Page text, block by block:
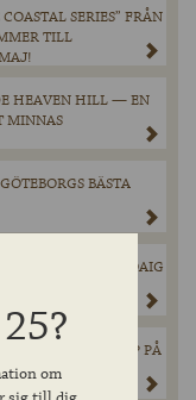
SERIES” FRÅN
TILL
HEAVEN HILL — EN
MINNAS
BÄSTA
MED LAPHROAIG
BEGRÄNSAT SLÄPP PÅ
om